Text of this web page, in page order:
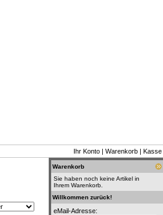
Ihr Konto | Warenkorb | Kasse
Warenkorb
Sie haben noch keine Artikel in
Ihrem Warenkorb.
Willkommen zurück!
eMail-Adresse: